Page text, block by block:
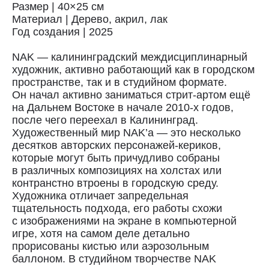
Размер | 40×25 см
Материал | Дерево, акрил, лак
Год создания | 2025
NAK — калининградский междисциплинарный
художник, активно работающий как в городском
пространстве, так и в студийном формате.
Он начал активно заниматься стрит-артом ещё
на Дальнем Востоке в начале 2010-х годов,
после чего переехал в Калининград.
Художественный мир NAK’а — это несколько
десятков авторских персонажей-кериков,
которые могут быть причудливо собраны
в различных композициях на холстах или
контранстно втроены в городскую среду.
Художника отличает запредельная
тщательность подхода, его работы схожи
с изображениями на экране в компьютерной
игре, хотя на самом деле детально
прорисованы кистью или аэрозольным
баллоном. В студийном творчестве NAK
Доставка осуществляется курьерской
службой СДЭК за счёт покупателя.
Сроки доставки: 2−3 дня по Санкт-
Петербургу и 3−8 дней по России.
Самовывоз из магазина в Санкт-
Петербурге возможен
Доставка